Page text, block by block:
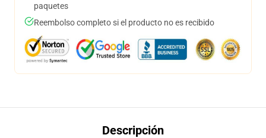
paquetes
Reembolso completo si el producto no es recibido
Descripción